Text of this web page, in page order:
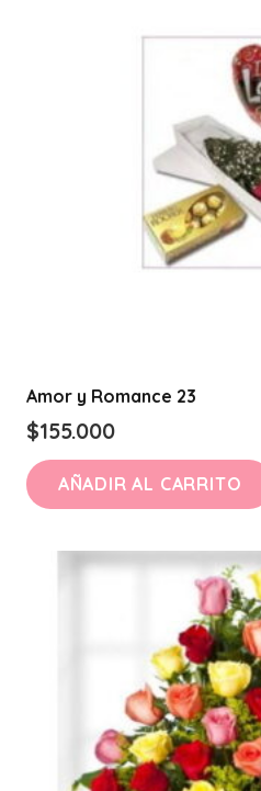
Amor y Romance 23
$155.000
AÑADIR AL CARRITO